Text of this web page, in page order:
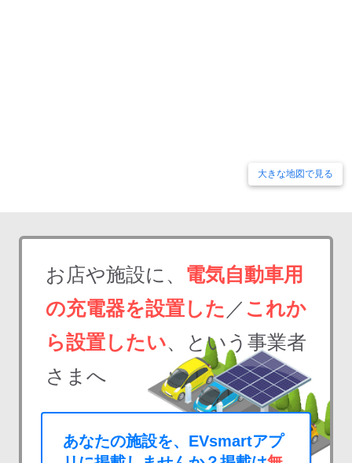
大きな地図で見る
お店や施設に、 電気自動車用
の充電器を設置した ／ これか
ら設置したい、という事業者
さまへ
あなたの施設を、EVsmartアプ